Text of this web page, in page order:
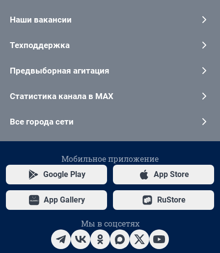
Наши вакансии
Техподдержка
Предвыборная агитация
Статистика канала в MAX
Все города сети
Мобильное приложение
Google Play App Store
App Gallery RuStore
Мы в соцсетях